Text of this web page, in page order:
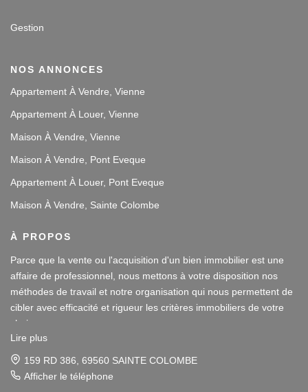
Gestion
NOS ANNONCES
Appartement À Vendre, Vienne
Appartement À Louer, Vienne
Maison À Vendre, Vienne
Maison À Vendre, Pont Eveque
Appartement À Louer, Pont Eveque
Maison À Vendre, Sainte Colombe
À PROPOS
Parce que la vente ou l'acquisition d'un bien immobilier est une
affaire de professionnel, nous mettons à votre disposition nos
méthodes de travail et notre organisation qui nous permettent de
cibler avec efficacité et rigueur les critères immobiliers de votre
choix.
Notre disponibilité et notre écoute au sein de nos agences
immobilières à Vienne et Sainte Colombe les Vienne, au Sud de
Lire plus
159 RD 386, 69560 SAINTE COLOMBE
Afficher le téléphone